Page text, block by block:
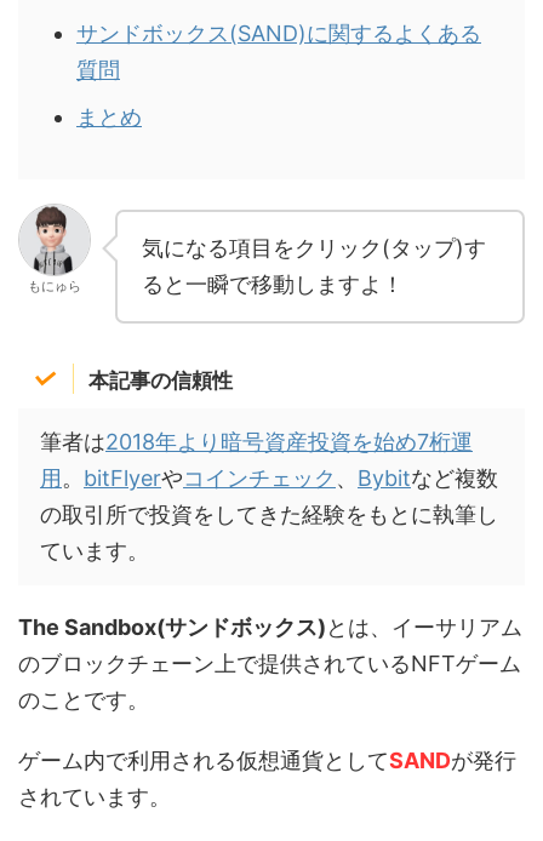
サンドボックス(SAND)に関するよくある
質問
まとめ
もにゅら
気になる項目をクリック(タップ)す
ると一瞬で移動しますよ！
本記事の信頼性
筆者は2018年より暗号資産投資を始め7桁運
用 。 bitFlyerやコインチェック 、 Bybitなど複数
の取引所で投資をしてきた経験をもとに執筆し
ています。
The Sandbox(サンドボックス)とは、イーサリアム
のブロックチェーン上で提供されているNFTゲーム
のことです。
ゲーム内で利用される仮想通貨としてSANDが発行
されています。